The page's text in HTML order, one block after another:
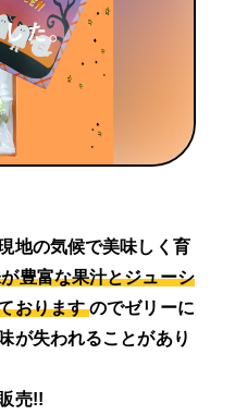
地の気候で美味しく育
豊富な果汁とジューシ
おります のでゼリーに
が失われることがあり
ンにて販売!!